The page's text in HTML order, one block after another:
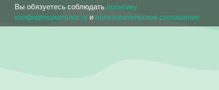
Вы обязуетесь соблюдать политику
конфиденциальности и пользовательское соглашение